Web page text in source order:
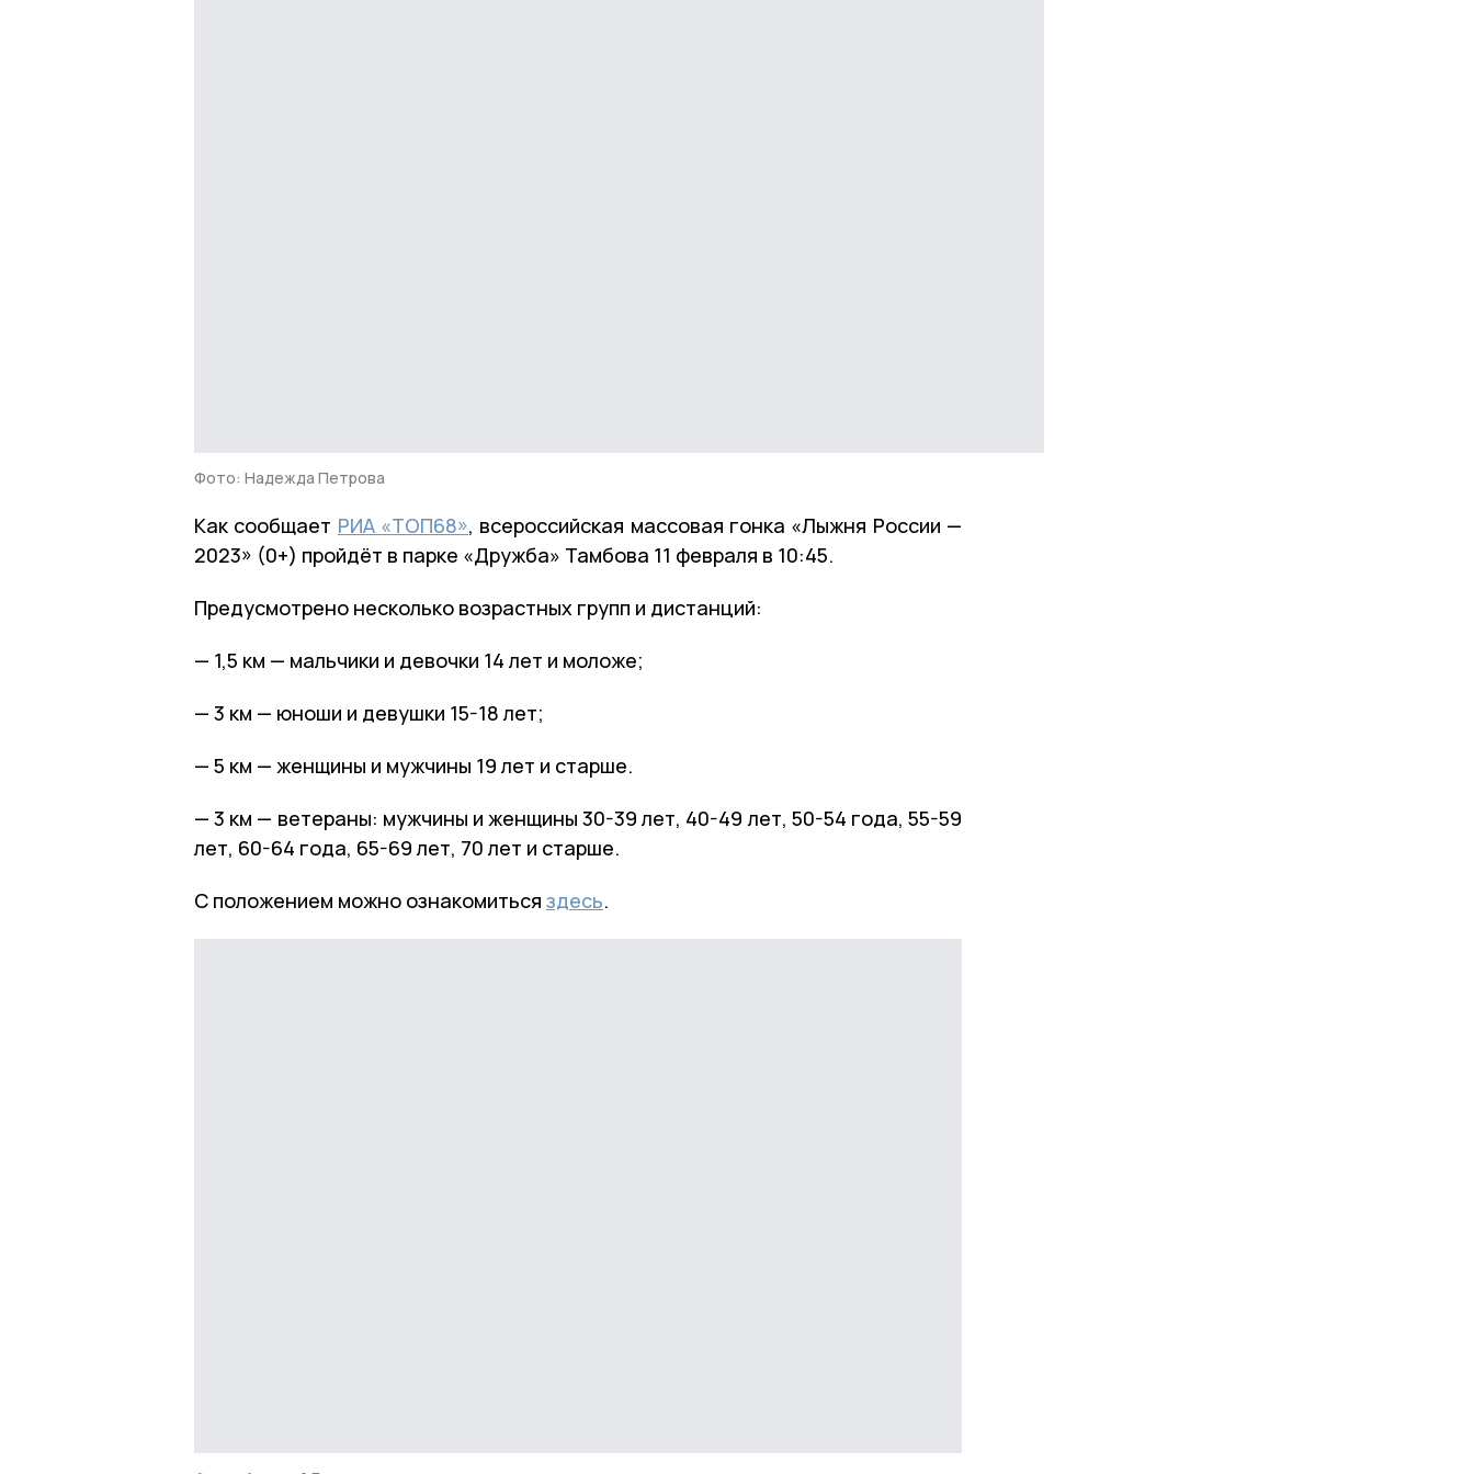
Фото: Надежда Петрова
Как сообщает РИА «ТОП68», всероссийская массовая гонка «Лыжня России —
2023» (0+) пройдёт в парке «Дружба» Тамбова 11 февраля в 10:45.
Предусмотрено несколько возрастных групп и дистанций:
— 1,5 км — мальчики и девочки 14 лет и моложе;
— 3 км — юноши и девушки 15-18 лет;
— 5 км — женщины и мужчины 19 лет и старше.
— 3 км — ветераны: мужчины и женщины 30-39 лет, 40-49 лет, 50-54 года, 55-59
лет, 60-64 года, 65-69 лет, 70 лет и старше.
С положением можно ознакомиться здесь.